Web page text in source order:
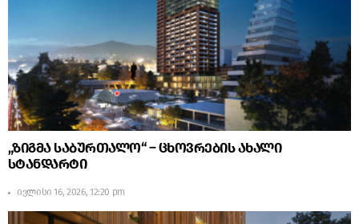
„ზიგმა საბურთალო“ – ცხოვრების ახალი
სტანდარტი
ივლისი 16, 2026, 12:20 pm